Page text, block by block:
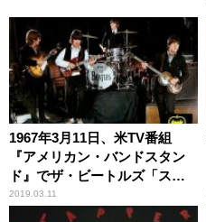
1967年3月11日、米TV番組
『アメリカン・バンドスタン
ド』でザ・ビートルズ「スト
ロベリー・フィールズ・フォ
ーエバー」「ペニー・レイ
2019.03.11